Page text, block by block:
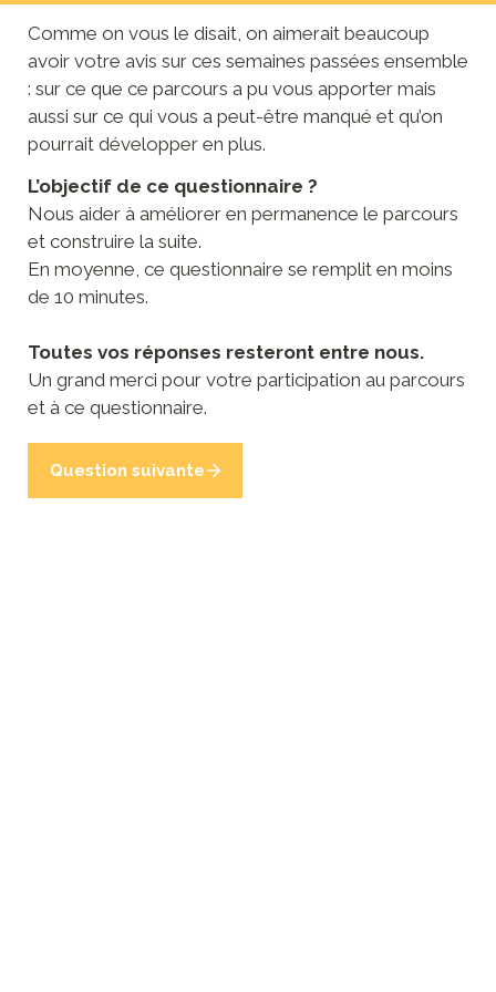
Comme on vous le disait, on aimerait beaucoup
avoir votre avis sur ces semaines passées ensemble
: sur ce que ce parcours a pu vous apporter mais
aussi sur ce qui vous a peut-être manqué et qu’on
pourrait développer en plus.
L’objectif de ce questionnaire ?
Nous aider à améliorer en permanence le parcours
et construire la suite.
En moyenne, ce questionnaire se remplit en moins
de 10 minutes.
Toutes vos réponses resteront entre nous.
Un grand merci pour votre participation au parcours
et à ce questionnaire.
Question suivante